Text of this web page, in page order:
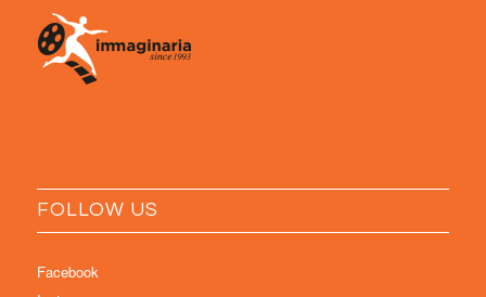
FOLLOW US
Facebook